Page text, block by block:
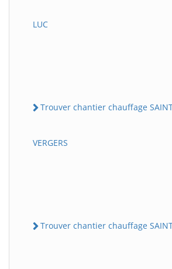
LUC
Trouver chantier chauffage
VERGERS
Trouver chantier chauffage